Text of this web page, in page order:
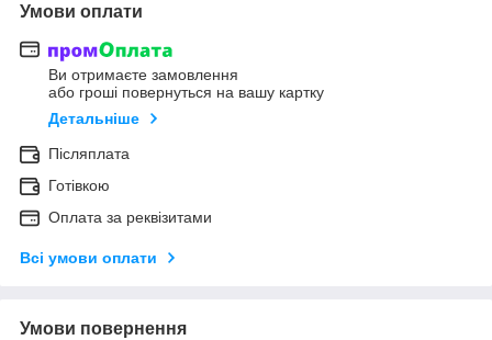
Умови оплати
Ви отримаєте замовлення
або гроші повернуться на вашу картку
Детальніше
Післяплата
Готівкою
Оплата за реквізитами
Всі умови оплати
Умови повернення